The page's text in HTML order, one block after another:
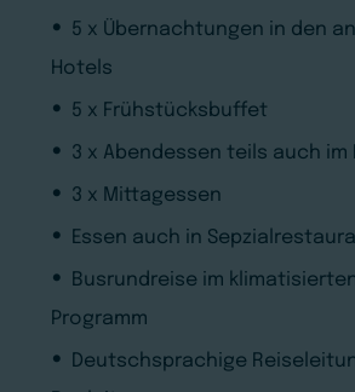
5 x Übernachtungen in den
Hotels
5 x Frühstücksbuffet
3 x Abendessen teils auch im
3 x Mittagessen
Essen auch in
Busrundreise im
Programm
Deutschsprachige